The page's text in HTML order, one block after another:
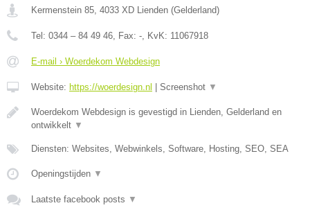
Kermenstein 85, 4033 XD Lienden (Gelderland)
Tel: 0344 – 84 49 46, Fax: -, KvK: 11067918
E-mail › Woerdekom Webdesign
Website: https://woerdesign.nl Screenshot ▼
Woerdekom Webdesign is gevestigd in Lienden, Gelderland en
ontwikkelt ▼
Diensten: Websites, Webwinkels, Software, Hosting, SEO, SEA
Openingstijden ▼
Laatste facebook posts ▼